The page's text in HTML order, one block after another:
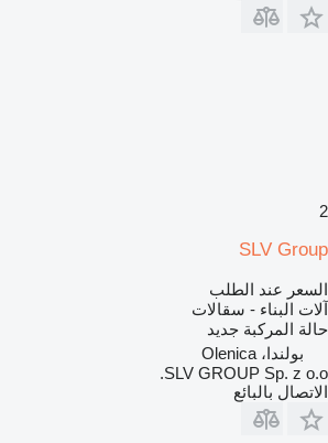
2
SLV Group
السعر عند الطلب
آلات البناء - سقالات
حالة المركبة جديد
بولندا، Olenica
SLV GROUP Sp. z o.o.
الاتصال بالبائع